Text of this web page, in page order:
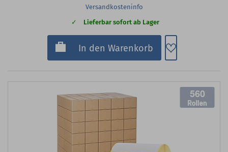
Versandkosteninfo
Lieferbar sofort ab Lager
In den Warenkorb Zum
560